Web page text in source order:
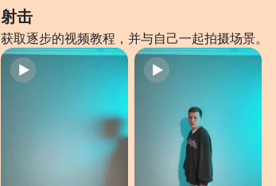
射击
获取逐步的视频教程，并与自己一起拍摄场景。